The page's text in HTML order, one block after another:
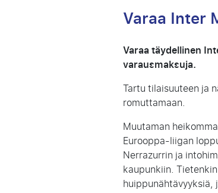
Varaa Inter
Varaa täydellinen
varausmaksuja.
Tartu tilaisuuteen ja
romuttamaan.
Muutaman
Eurooppa-liigan
Nerrazurrin ja
kaupunkiin.